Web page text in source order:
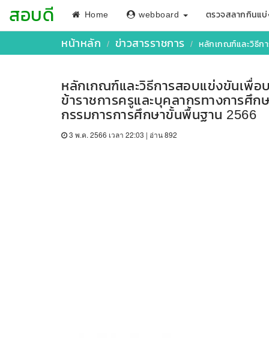
สอบดี Home webboard ตรวจสลากกินแ
หน้าหลัก ข่าวสารราชการ หลักเกณฑ์และวิธีการสอ
หลักเกณฑ์และวิธีการสอบแข่งขันเพื่อ
ข้าราชการครูและบุคลากรทางการศึ
กรรมการการศึกษาขั้นพื้นฐาน 2566
3 พ.ค. 2566 เวลา 22:03 | อ่าน 892